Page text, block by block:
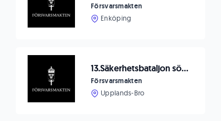
Försvarsmakten
Enköping
13.Säkerhetsbataljon söker ledningssystemofficer
Försvarsmakten
Upplands-Bro